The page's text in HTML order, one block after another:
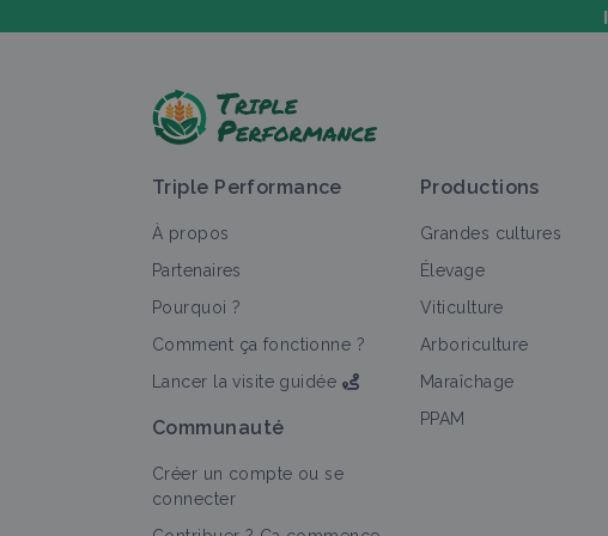
Tout
Triple Performance
À propos
Partenaires
Pourquoi ?
Comment ça fonctionne ?
Lancer la visite guidée
Communauté
Créer un compte ou se
connecter
Productions
Grandes cultures
Élevage
Viticulture
Arboriculture
Maraîchage
PPAM